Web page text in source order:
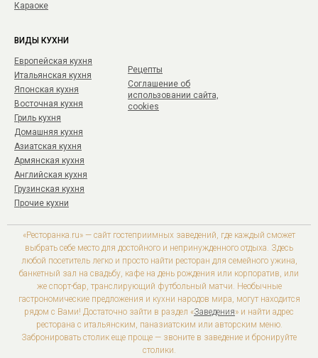
Караоке
ВИДЫ КУХНИ
Европейская кухня
Итальянская кухня
Японская кухня
Восточная кухня
Гриль кухня
Домашняя кухня
Азиатская кухня
Армянская кухня
Английская кухня
Грузинская кухня
Прочие кухни
Рецепты
Соглашение об
использовании сайта,
cookies
«Ресторанка.ru» — сайт гостеприимных заведений, где каждый сможет
выбрать себе место для достойного и непринужденного отдыха. Здесь
любой посетитель легко и просто найти ресторан для семейного ужина,
банкетный зал на свадьбу, кафе на день рождения или корпоратив, или
же спорт-бар, транслирующий футбольный матчи. Необычные
гастрономические предложения и кухни народов мира, могут находится
рядом с Вами! Достаточно зайти в раздел «Заведения» и найти адрес
ресторана с итальянским, паназиатским или авторским меню.
Забронировать столик еще проще — звоните в заведение и бронируйте
столики.